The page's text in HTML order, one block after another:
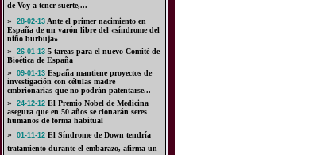
de Voy a tener suerte,...
»
28-02-13Ante el primer nacimiento en
España de un varón libre del «síndrome del
niño burbuja»
»
26-01-135 tareas para el nuevo Comité de
Bioética de España
»
09-01-13España mantiene proyectos de
investigación con células madre
embrionarias que no podrán patentarse...
»
24-12-12El Premio Nobel de Medicina
asegura que en 50 años se clonarán seres
humanos de forma habitual
»
01-11-12El Síndrome de Down tendría
tratamiento durante el embarazo, afirma un